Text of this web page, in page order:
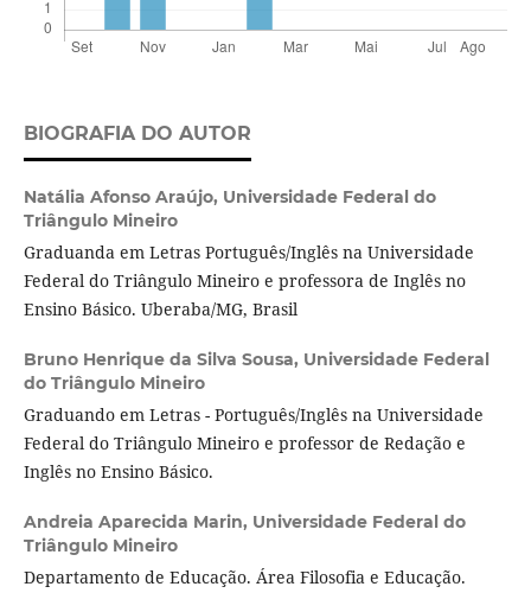
BIOGRAFIA DO AUTOR
Natália Afonso Araújo, Universidade Federal do
Triângulo Mineiro
Graduanda em Letras Português/Inglês na Universidade
Federal do Triângulo Mineiro e professora de Inglês no
Ensino Básico. Uberaba/MG, Brasil
Bruno Henrique da Silva Sousa, Universidade Federal
do Triângulo Mineiro
Graduando em Letras - Português/Inglês na Universidade
Federal do Triângulo Mineiro e professor de Redação e
Inglês no Ensino Básico.
Andreia Aparecida Marin, Universidade Federal do
Triângulo Mineiro
Departamento de Educação. Área Filosofia e Educação.